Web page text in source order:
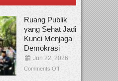
Ruang Publik
yang Sehat Jadi
Kunci Menjaga
Demokrasi
Jun 22, 2026
Comments Off